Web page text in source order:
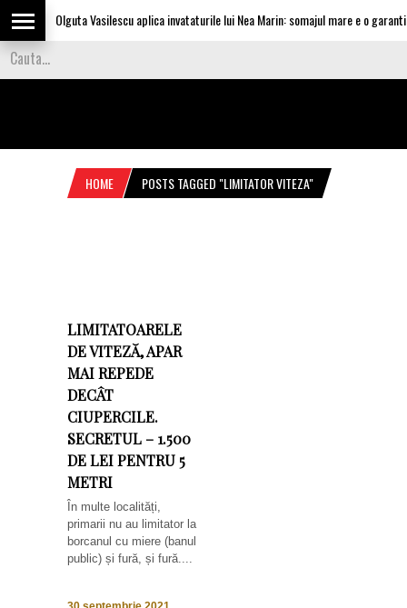
Olguta Vasilescu aplica invataturile lui Nea Marin: somajul mare e o
HOME POSTS TAGGED "LIMITATOR VITEZA"
LIMITATOARELE
DE VITEZĂ, APAR
MAI REPEDE
DECÂT
CIUPERCILE.
SECRETUL – 1.500
DE LEI PENTRU 5
METRI
În multe localități,
primarii nu au limitator la
borcanul cu miere (banul
public) și fură, și fură....